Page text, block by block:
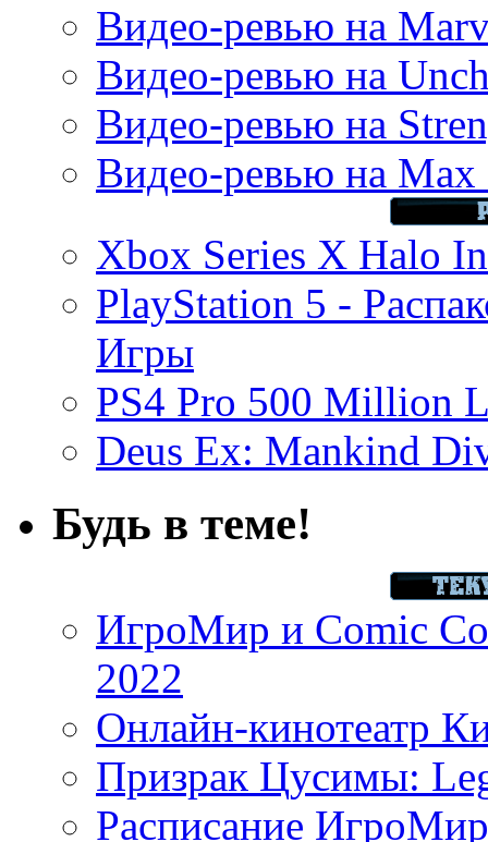
Видео-ревью на
Видео-ревью на
Видео-ревью на
Видео-ревью на Max
Xbox Series X Halo
PlayStation 5 -
Игры
PS4 Pro 500 Million
Deus Ex: Mankind
Будь в теме!
ИгроМир и Comic
2022
Онлайн-кинотеатр
Призрак Цусимы:
Расписание